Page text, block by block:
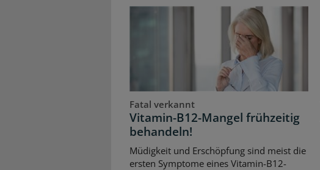
Fatal verkannt
Vitamin-B12-Mangel frühzeitig
behandeln!
Müdigkeit und Erschöpfung sind meist die
ersten Symptome eines Vitamin-B12-